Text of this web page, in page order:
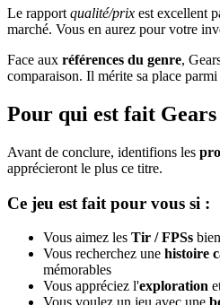
Le rapport qualité/prix est excellent
marché. Vous en aurez pour votre
Face aux références du genre,
comparaison. Il mérite sa place
Pour qui est fait
Avant de conclure, identifions les
apprécieront le plus ce titre.
Ce jeu est fait pour vous si :
Vous aimez les Tir / FPSs
Vous recherchez une histoire
mémorables
Vous appréciez l'exploration